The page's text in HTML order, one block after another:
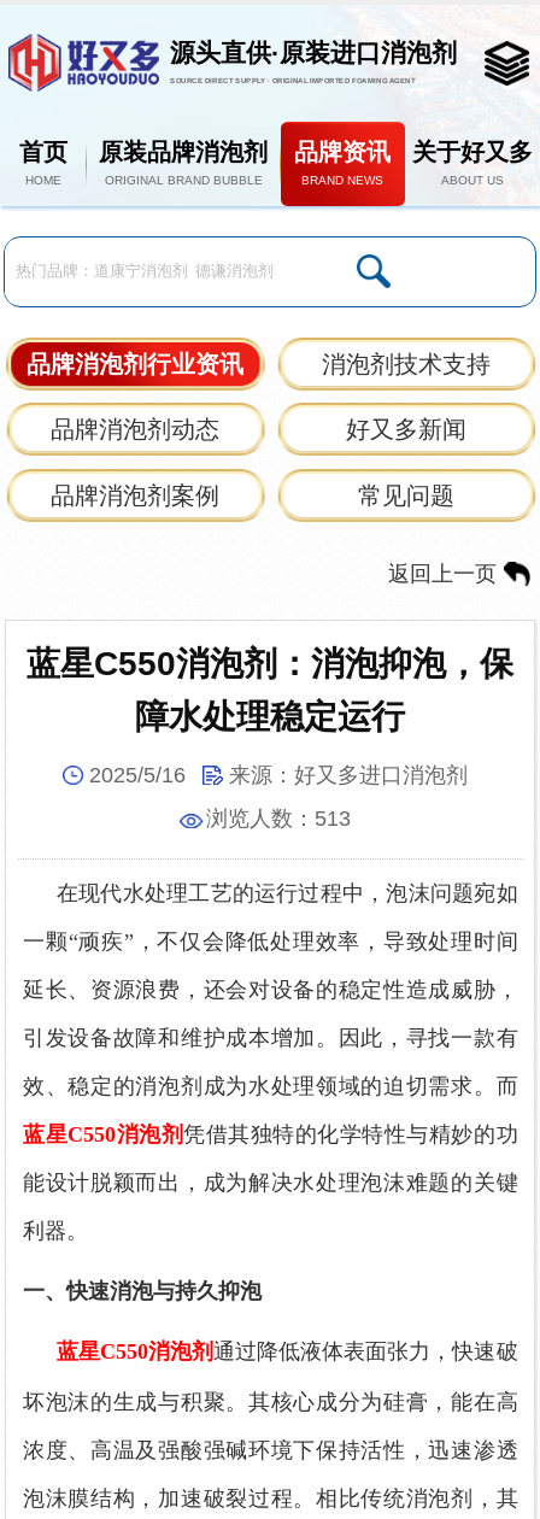
源头直供·原装进口消泡剂
SOURCE DIRECT SUPPLY · ORIGINAL IMPORTED FOAMING AGENT
首页
HOME
原装品牌消泡剂
ORIGINAL BRAND BUBBLE
品牌资讯
BRAND NEWS
关于好又多
ABOUT US
品牌消泡剂行业资讯 消泡剂技术支持
品牌消泡剂动态 好又多新闻
品牌消泡剂案例 常见问题
蓝星C550消泡剂：消泡抑泡，保
障水处理稳定运行
2025/5/16 来源：好又多进口消泡剂
浏览人数： 513
返回上一页
在现代水处理工艺的运行过程中，泡沫问题宛如
一颗“顽疾”，不仅会降低处理效率，导致处理时间
延长、资源浪费，还会对设备的稳定性造成威胁，
引发设备故障和维护成本增加。因此，寻找一款有
效、稳定的消泡剂成为水处理领域的迫切需求。 而
蓝星C550消泡剂凭借其独特的化学特性与精妙的功
能设计脱颖而出，成为解决水处理泡沫难题的关键
利器。
一、快速消泡与持久抑泡
蓝星C550消泡剂通过降低液体表面张力，快速破
坏泡沫的生成与积聚。其核心成分为硅膏，能在高
浓度、高温及强酸强碱环境下保持活性，迅速渗透
泡沫膜结构，加速破裂过程。相比传统消泡剂，其